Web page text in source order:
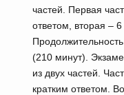
частей. Первая
ответом, вторая –
(210 минут).
из двух частей.
кратким ответом.